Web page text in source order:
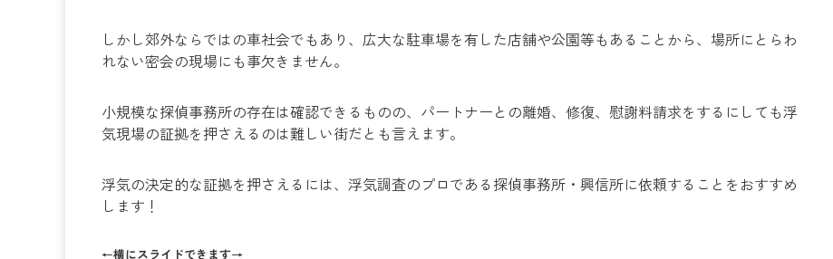
しかし郊外ならではの車社会でもあり、広大な駐車場を有した店舗や公園等もあることから、場所にとらわ
れない密会の現場にも事欠きません。
小規模な探偵事務所の存在は確認できるものの、パートナーとの離婚、修復、慰謝料請求をするにしても浮
気現場の証拠を押さえるのは難しい街だとも言えます。
浮気の決定的な証拠を押さえるには、浮気調査のプロである探偵事務所・興信所に依頼することをおすすめ
します！
←横にスライドできます→